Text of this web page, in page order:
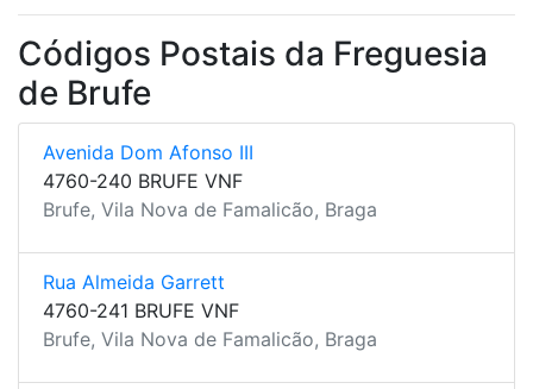
Códigos Postais da Freguesia
de Brufe
Avenida Dom Afonso III
4760-240 BRUFE VNF
Brufe, Vila Nova de Famalicão, Braga
Rua Almeida Garrett
4760-241 BRUFE VNF
Brufe, Vila Nova de Famalicão, Braga